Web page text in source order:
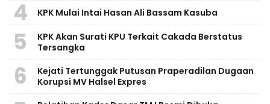
4 KPK Mulai Intai Hasan Ali Bassam Kasuba
5
KPK Akan Surati KPU Terkait Cakada Berstatus
Tersangka
6
Kejati Tertunggak Putusan Praperadilan Dugaan
Korupsi MV Halsel Expres